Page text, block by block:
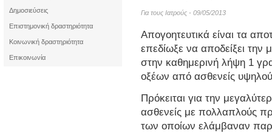
Δημοσιεύσεις
Επιστημονική δραστηριότητα
Κοινωνική δραστηριότητα
Επικοινωνία
Για τους Ιατρούς - 09/05/2013
Απογοητευτικά είναι τα
επεδίωξε να αποδείξει την
στην καθημερινή λήψη 1
οξέων από ασθενείς
Πρόκειται για την
ασθενείς με πολλαπλούς
των οποίων ελάμβαναν